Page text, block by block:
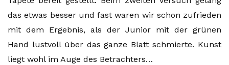
das etwas besser und fast waren wir schon zufrieden
mit dem Ergebnis, als der Junior mit der grünen
Hand lustvoll über das ganze Blatt schmierte. Kunst
liegt wohl im Auge des Betrachters…